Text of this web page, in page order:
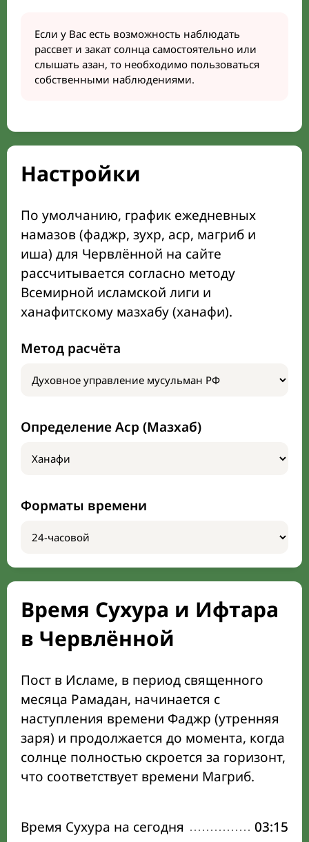
Если у Вас есть возможность наблюдать
рассвет и закат солнца самостоятельно или
слышать азан, то необходимо пользоваться
собственными наблюдениями.
Настройки
По умолчанию, график ежедневных
намазов (фаджр, зухр, аср, магриб и
иша) для Червлённой на сайте
рассчитывается согласно методу
Всемирной исламской лиги и
ханафитскому мазхабу (ханафи).
Метод расчёта
Определение Аср (Мазхаб)
Форматы времени
Время Сухура и Ифтара
в Червлённой
Пост в Исламе, в период священного
месяца Рамадан, начинается с
наступления времени Фаджр (утренняя
заря) и продолжается до момента, когда
солнце полностью скроется за горизонт,
что соответствует времени Магриб.
Время Сухура на сегодня 03:15